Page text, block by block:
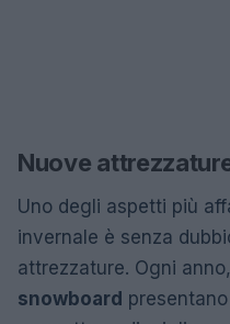
Nuove
Uno degli aspetti più
invernale è senza
attrezzature. Ogni
snowboard